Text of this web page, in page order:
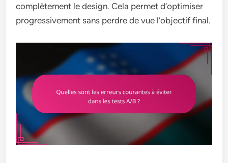
complètement le design. Cela permet d’optimiser
progressivement sans perdre de vue l’objectif final.